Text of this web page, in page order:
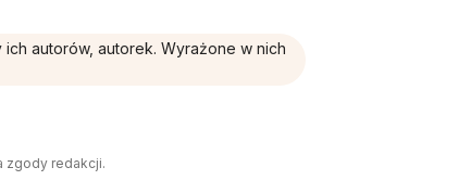
autorów, autorek. Wyrażone w nich
zgody redakcji.